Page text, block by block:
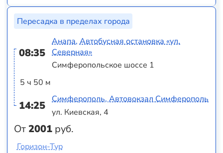
Пересадка в пределах города
08:35
5 ч 50 м
14:25
От2001 руб.
Анапа, Автобусная остановка «ул.
Северная»
Симферопольское шоссе 1
Симферополь, Автовокзал Симферополь
ул. Киевская, 4
Горизон-Тур